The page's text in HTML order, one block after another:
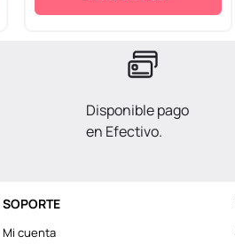
Disponible pago
en Efectivo.
SOPORTE
Mi cuenta